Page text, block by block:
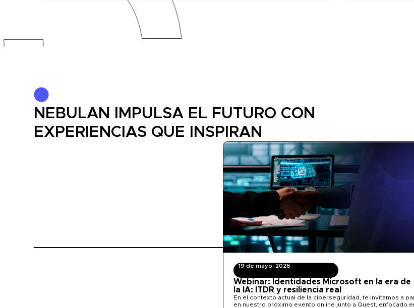
NEBULAN IMPULSA EL FUTURO CON
EXPERIENCIAS QUE INSPIRAN
19 de mayo, 2026
Webinar: Identidades Microsoft en la era de
la IA: ITDR y resiliencia real
En el contexto actual de la ciberseguridad, te invitamos a
en nuestro próximo evento online junto a Quest, enfocado